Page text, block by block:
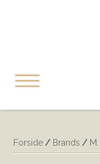
Forside / Brands /